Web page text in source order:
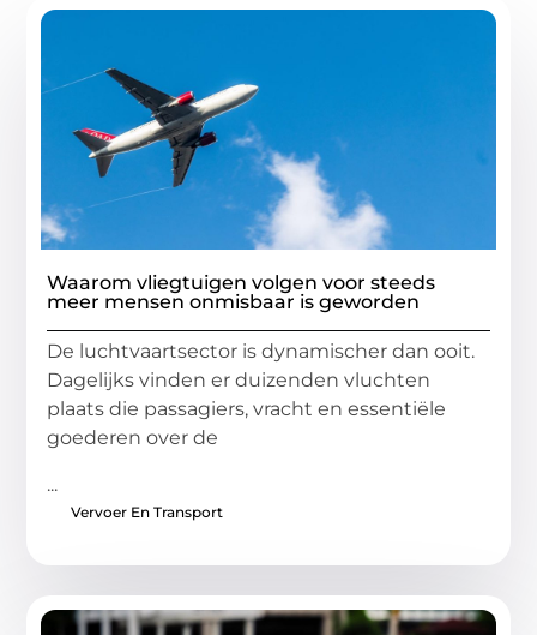
Waarom vliegtuigen volgen voor steeds
meer mensen onmisbaar is geworden
De luchtvaartsector is dynamischer dan ooit.
Dagelijks vinden er duizenden vluchten
plaats die passagiers, vracht en essentiële
goederen over de
...
Vervoer En Transport